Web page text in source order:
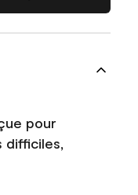
pour
difficiles,